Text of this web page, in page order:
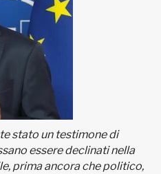
stato un testimone di
essere declinati nella
prima ancora che politico,